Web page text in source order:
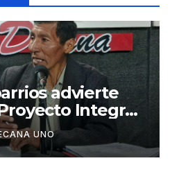
advierte
Integral
para
UNO